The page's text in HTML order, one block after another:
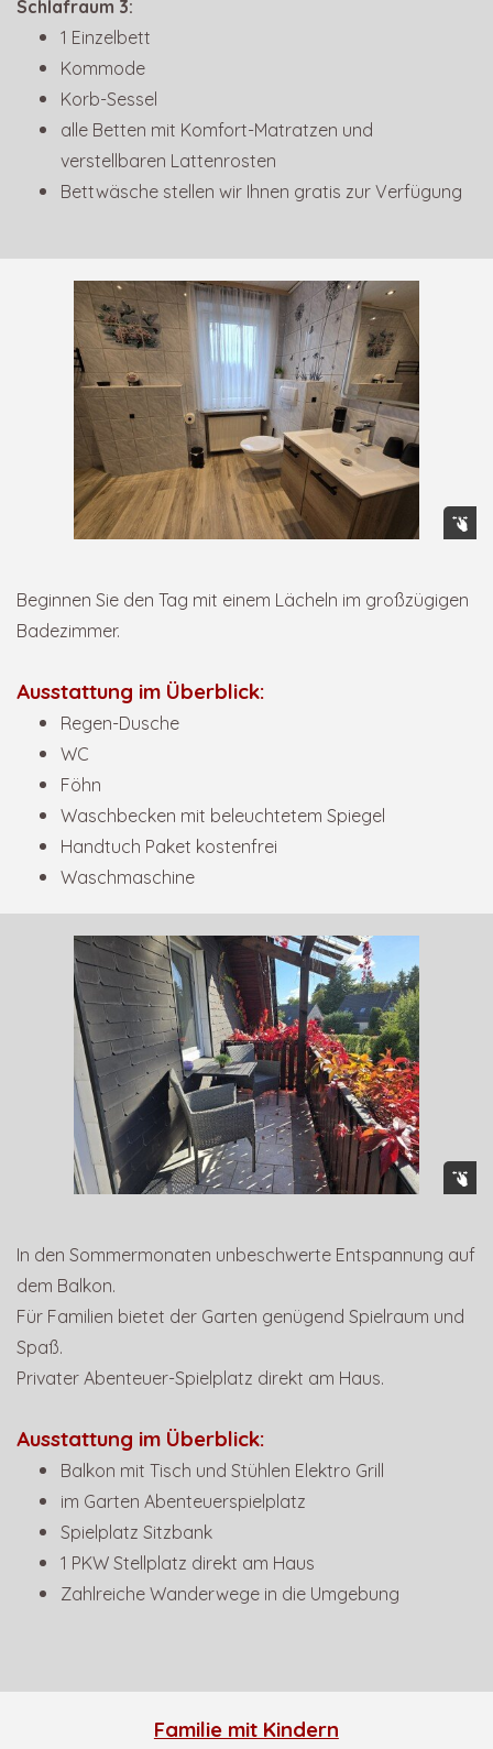
Schlafraum 3:
1 Einzelbett
Kommode
Korb-Sessel
alle Betten mit Komfort-Matratzen und
verstellbaren Lattenrosten
Bettwäsche stellen wir Ihnen gratis zur Verfügung
Beginnen Sie den Tag mit einem Lächeln im großzügigen
Badezimmer.
Ausstattung im Überblick:
Regen-Dusche
WC
Föhn
Waschbecken mit beleuchtetem Spiegel
Handtuch Paket kostenfrei
Waschmaschine
In den Sommermonaten unbeschwerte Entspannung auf
dem Balkon.
Für Familien bietet der Garten genügend Spielraum und
Spaß.
Privater Abenteuer-Spielplatz direkt am Haus.
Ausstattung im Überblick:
Balkon mit Tisch und Stühlen Elektro Grill
im Garten Abenteuerspielplatz
Spielplatz Sitzbank
1 PKW Stellplatz direkt am Haus
Zahlreiche Wanderwege in die Umgebung
Familie mit Kindern